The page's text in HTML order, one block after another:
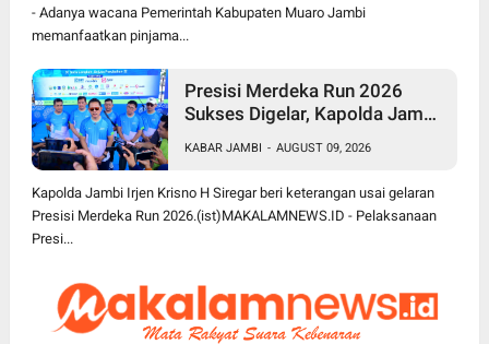
- Adanya wacana Pemerintah Kabupaten Muaro Jambi
memanfaatkan pinjama...
Presisi Merdeka Run 2026
Sukses Digelar, Kapolda Jambi
dan Masyarakat
KABAR JAMBI - AUGUST 09, 2026
Kapolda Jambi Irjen Krisno H Siregar beri keterangan usai gelaran
Presisi Merdeka Run 2026.(ist)MAKALAMNEWS.ID - Pelaksanaan
Presi...